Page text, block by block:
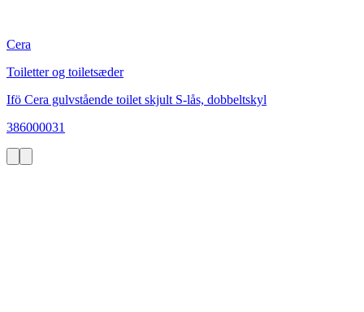
Cera
Toiletter og toiletsæder
Ifö Cera gulvstående toilet skjult S-lås, dobbeltskyl
386000031